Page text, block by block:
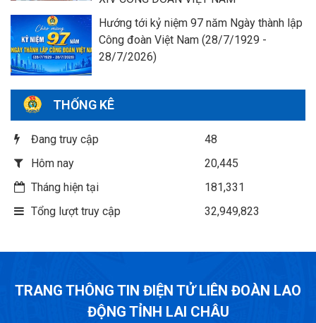
Hướng tới kỷ niệm 97 năm Ngày thành lập
Công đoàn Việt Nam (28/7/1929 -
28/7/2026)
THỐNG KÊ
Đang truy cập
48
Hôm nay
20,445
Tháng hiện tại
181,331
Tổng lượt truy cập
32,949,823
TRANG THÔNG TIN ĐIỆN TỬ LIÊN ĐOÀN LAO
ĐỘNG TỈNH LAI CHÂU